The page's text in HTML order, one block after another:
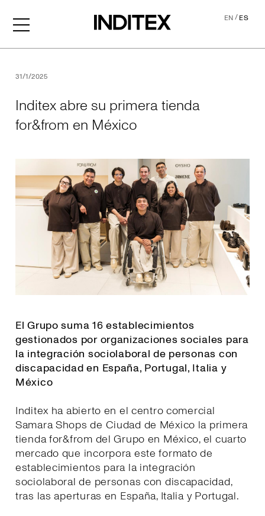
EN/ES
31/1/2025
Inditex abre su primera tienda
for&from en México
El Grupo suma 16 establecimientos
gestionados por organizaciones sociales para
la integración sociolaboral de personas con
discapacidad en España, Portugal, Italia y
México
Inditex ha abierto en el centro comercial
Samara Shops de Ciudad de México la primera
tienda for&from del Grupo en México, el cuarto
mercado que incorpora este formato de
establecimientos para la integración
sociolaboral de personas con discapacidad,
tras las aperturas en España, Italia y Portugal.